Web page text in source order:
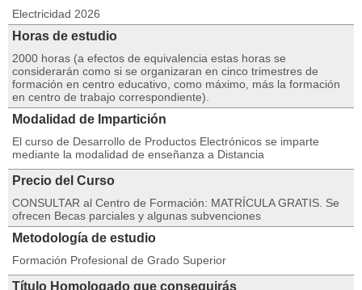
Electricidad 2026
Horas de estudio
2000 horas (a efectos de equivalencia estas horas se
considerarán como si se organizaran en cinco trimestres de
formación en centro educativo, como máximo, más la formación
en centro de trabajo correspondiente).
Modalidad de Impartición
El curso de Desarrollo de Productos Electrónicos se imparte
mediante la modalidad de enseñanza a Distancia
Precio del Curso
CONSULTAR al Centro de Formación: MATRÍCULA GRATIS. Se
ofrecen Becas parciales y algunas subvenciones
Metodología de estudio
Formación Profesional de Grado Superior
Título Homologado que conseguirás